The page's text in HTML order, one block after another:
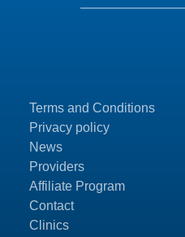
Terms and Conditions
Privacy policy
News
Providers
Affiliate Program
Contact
Clinics